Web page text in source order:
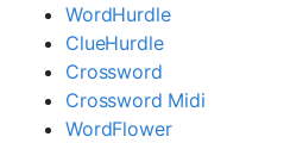
WordHurdle
ClueHurdle
Crossword
Crossword Midi
WordFlower